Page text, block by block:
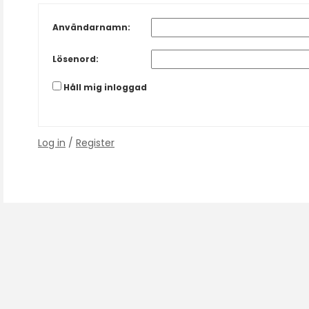
Användarnamn:
Lösenord:
Håll mig inloggad
Log in / Register